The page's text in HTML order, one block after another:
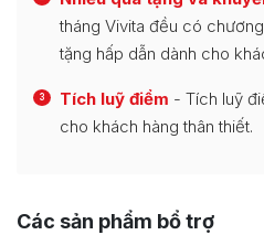
tháng Vivita đều có
tặng hấp dẫn dành cho
3 Tích luỹ điểm - Tích luỹ
cho khách hàng thân thiết.
Các sản phẩm bổ trợ